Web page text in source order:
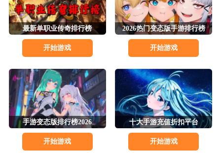
在福利中及其他活动获得的充值卡、真充卡均不计
入线下活动
活动最终解释权归游戏方所有
1、这款游戏整体还是非常不错的，玩家可以感受
原汁原味三国争霸，每天刷不同的竞技场获取神装，上
百个武将自由培养，回合制即时国战烧脑又耐玩，登录
还能领取永久0.1折扣福利，值得试试!
2、牌游戏，个人感觉整体的画面比较精美，人物
最新单职业传奇排行榜
开始游戏
2026热门变态版手游排行榜
开始游戏
手游变态版排行榜2026
开始游戏
十大手游充值折扣平台
开始游戏